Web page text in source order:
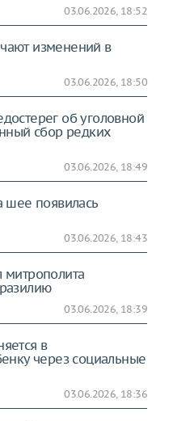
03.06.2026, 18:52
изменений в
03.06.2026, 18:50
об уголовной
сбор редких
03.06.2026, 18:49
шее появилась
03.06.2026, 18:43
митрополита
03.06.2026, 18:39
в
через социальные
03.06.2026, 18:36